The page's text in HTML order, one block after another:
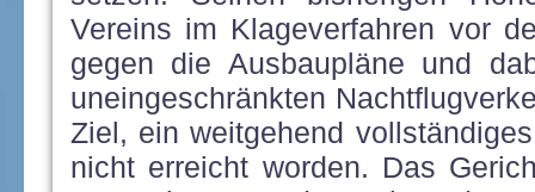
Vereins im Klageverfahren vor
gegen die Ausbaupläne und
uneingeschränkten
Ziel, ein weitgehend
nicht erreicht worden. Das